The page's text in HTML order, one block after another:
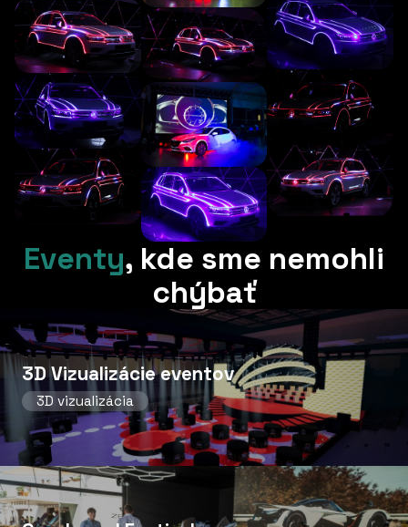
Eventy, kde sme nemohli
chýbať
3D Vizualizácie eventov
3D vizualizácia